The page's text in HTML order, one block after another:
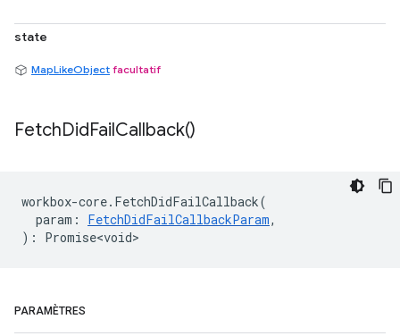
state
MapLikeObject facultatif
FetchDidFailCallback()
workbox-core. FetchDidFailCallback(
param : FetchDidFailCallbackParam,
) : Promise<void>
PARAMÈTRES